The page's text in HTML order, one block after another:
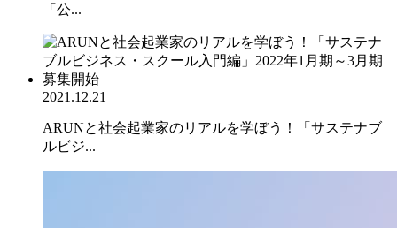
「公...
2021.12.21
ARUNと社会起業家のリアルを学ぼう！「サステナブ
ルビジ...